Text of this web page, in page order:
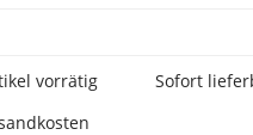
vorrätig
Sofort